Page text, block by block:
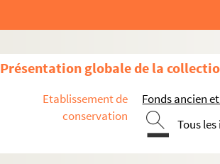
Présentation globale de la
Etablissement de
conservation
Fonds ancien
Tous
Ms. 667. Deuxième cahier
Ms. 668. Troisième cahier